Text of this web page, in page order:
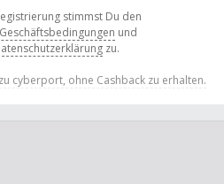
stimmst Du den
und
zu.
cyberport, ohne Cashback zu erhalten.